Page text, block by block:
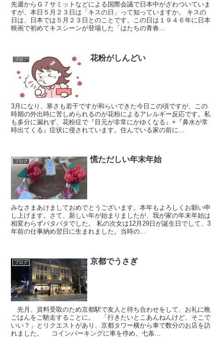
先週からＧ７サミットなどによる国際会議で日本中がざわついていま
すが、本日５月２３日は「キスの日」って知っていますか。 キスの
日は、日本では５月２３日とのことです。この日は１９４６年に日本
映画で初めてキスシーンが登場した「はたちの青春...
ブログ 花粉がしんどい
3月になり、寒さも若干ですが和らいできた今日この頃ですが、この
時期の外出時に苦しめられるのが花粉によるアレルギー反応です。私
も多分に漏れず、花粉症で『目元が非常にかゆくなる』+『鼻水が常
時出てくる』症状に侵されています。住んでいる家の前に...
ブログ 慌ただしい年末年始
みなさまあけましておめでとうございます。本年もよろしくお願い申
し上げます。さて、新しい年が始まりましたが、我が家の年末年始は
相変わらずバタバタでした。 私の次女は12月29日が誕生日でして、3
年前の仕事納め翌日に生まれました。当時の...
ブログ 京都でうさぎ
先月、資料受取のため京都駅で友人と待ち合わせをして、お礼に晩
ごはんをご馳走することに。 「行きたいとこあんねんけど、そこで
いい？」とリクエストがあり、京都タワー横から車で数分のお店を訪
れました。 コインパーキングに車を停め、七条...